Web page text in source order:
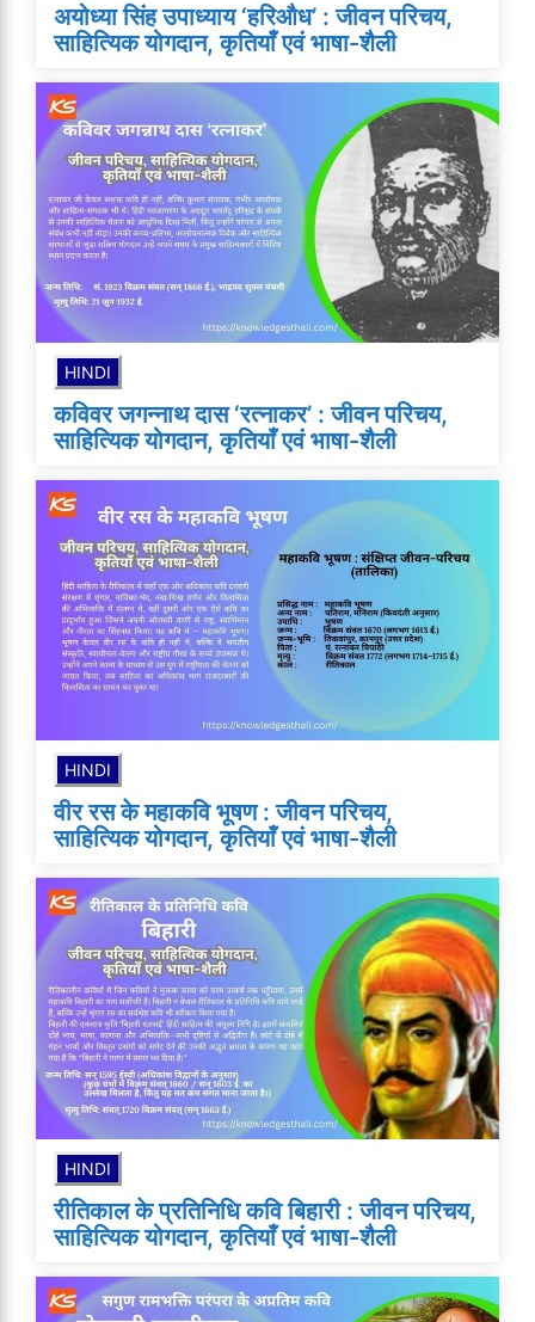
अयोध्या सिंह उपाध्याय ‘हरिऔध’ : जीवन परिचय,
साहित्यिक योगदान, कृतियाँ एवं भाषा-शैली
HINDI
कविवर जगन्नाथ दास ‘रत्नाकर’ : जीवन परिचय,
साहित्यिक योगदान, कृतियाँ एवं भाषा-शैली
HINDI
वीर रस के महाकवि भूषण : जीवन परिचय,
साहित्यिक योगदान, कृतियाँ एवं भाषा-शैली
HINDI
रीतिकाल के प्रतिनिधि कवि बिहारी : जीवन परिचय,
साहित्यिक योगदान, कृतियाँ एवं भाषा-शैली